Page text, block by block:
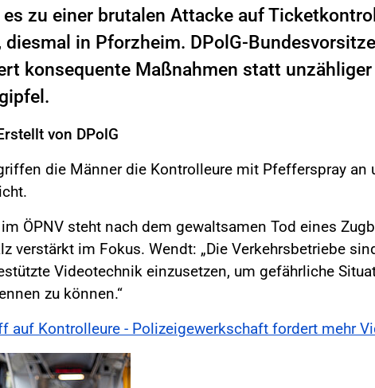
es zu einer brutalen Attacke auf
diesmal in Pforzheim. DPolG-
konsequente Maßnahmen statt unzähliger
von DPolG
die Männer die Kontrolleure mit Pfefferspray an
ÖPNV steht nach dem gewaltsamen Tod eines
verstärkt im Fokus. Wendt: „Die Verkehrsbetriebe
Videotechnik einzusetzen, um gefährliche
zu können.“
auf Kontrolleure - Polizeigewerkschaft fordert mehr